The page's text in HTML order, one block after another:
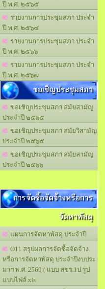
ปี พ.ศ. ๒๕๖๕
รายงานการประชุมสภา ประจำ
ปี พ.ศ. ๒๕๖๔
รายงานการประชุมสภา ประจำ
ปี พ.ศ. ๒๕๖๖
รายงานการประชุมสภา ประจำ
ปี พ.ศ. ๒๕๖๗
ขอเชิญประชุมสภา
ขอเชิญประชุมสภา สมัยสามัญ
ประจำปี ๒๕๖๕
ขอเชิญประชุมสภา สมัยวิสามัญ
ประจำปี ๒๕๖๕
ขอเชิญประชุมสภา สมัยสามัญ
ประจำปี ๒๕๖๖
การจัดซื้อจัดจ้างหรือการ
จัดหาพัสดุ
แผนการจัดหาพัสดุ ประจำปี
O11 สรุปผลการจัดซื้อจัดจ้าง
หรือการจัดหาพัสดุ ประจำปีงบประ
มาฯ พ.ศ. 2569 ( แบบ สขร.1ป รูป
แบบไฟล์.xls